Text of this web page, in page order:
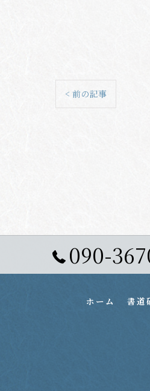
< 前の記事
090-
ホーム 書道